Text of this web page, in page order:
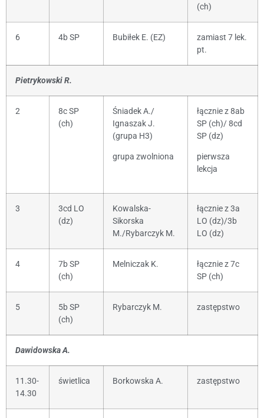
(ch)
6 4b SP Bubiłek E. (EZ)
zamiast 7 lek.
pt.
Pietrykowski R.
2
8c SP
(ch)
Śniadek A./
Ignaszak J.
(grupa H3)
grupa zwolniona
łącznie z 8ab
SP (ch)/ 8cd
SP (dz)
pierwsza
lekcja
3
3cd LO
(dz)
Kowalska-
Sikorska
M./Rybarczyk M.
łącznie z 3a
LO (dz)/3b
LO (dz)
4
7b SP
(ch)
Melniczak K.
łącznie z 7c
SP (ch)
5
5b SP
(ch)
Rybarczyk M. zastępstwo
Dawidowska A.
11.30-
14.30
świetlica Borkowska A. zastępstwo